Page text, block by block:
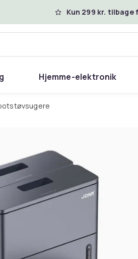
Kun 299 kr.
Hjemme-elektronik